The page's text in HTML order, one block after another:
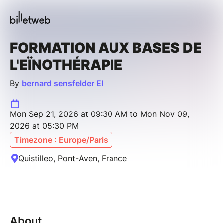
FORMATION AUX BASES DE
L'EÏNOTHÉRAPIE
By bernard sensfelder EI
Mon Sep 21, 2026 at 09:30 AM to Mon Nov 09,
2026 at 05:30 PM
Timezone : Europe/Paris
Quistilleo, Pont-Aven, France